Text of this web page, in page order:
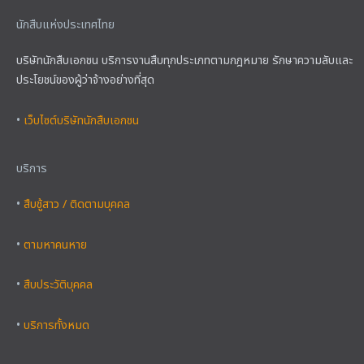
นักสืบแห่งประเทศไทย
บริษัทนักสืบเอกชน บริการงานสืบทุกประเภทตามกฎหมาย รักษาความลับและ
ประโยชน์ของผู้ว่าจ้างอย่างที่สุด
• เว็บไซต์บริษัทนักสืบเอกชน
บริการ
• สืบชู้สาว / ติดตามบุคคล
• ตามหาคนหาย
• สืบประวัติบุคคล
• บริการทั้งหมด